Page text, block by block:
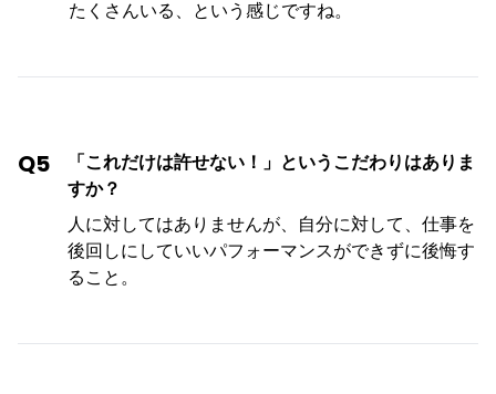
たくさんいる、という感じですね。
Q5
「これだけは許せない！」というこだわりはありま
すか？
人に対してはありませんが、自分に対して、仕事を
後回しにしていいパフォーマンスができずに後悔す
ること。